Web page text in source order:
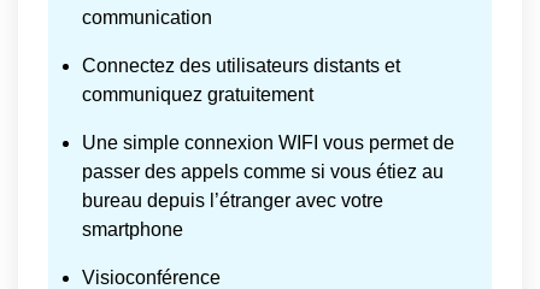
communication
Connectez des utilisateurs distants et
communiquez gratuitement
Une simple connexion WIFI vous permet de
passer des appels comme si vous étiez au
bureau depuis l’étranger avec votre
smartphone
Visioconférence